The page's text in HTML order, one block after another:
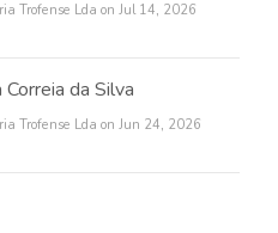
Trofense Lda on Jul 14, 2026
da Silva
Trofense Lda on Jun 24, 2026